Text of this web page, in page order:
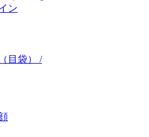
ン
目袋） /